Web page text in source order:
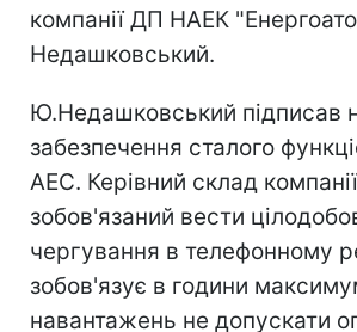
компанії ДП НАЕК
Недашковський.
Ю.Недашковський підписав
забезпечення сталого
АЕС. Керівний склад компанії
зобов'язаний вести
чергування в телефонному
зобов'язує в години
навантажень не допускати